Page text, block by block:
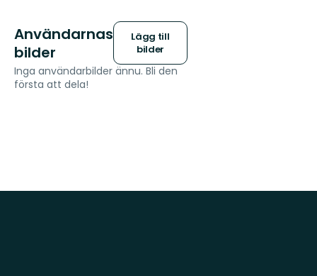
Användarnas
bilder
Lägg till
bilder
Inga användarbilder ännu. Bli den
första att dela!